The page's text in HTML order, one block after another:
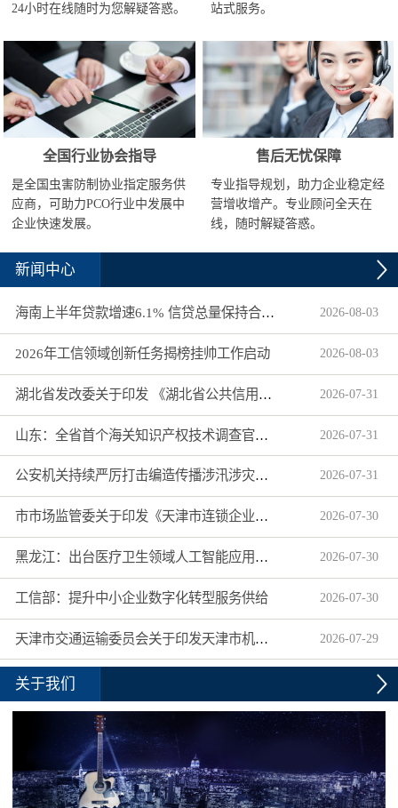
24小时在线随时为您解疑答惑。
站式服务。
全国行业协会指导
是全国虫害防制协业指定服务供
应商，可助力PCO行业中发展中
企业快速发展。
售后无忧保障
专业指导规划，助力企业稳定经
营增收增产。专业顾问全天在
线，随时解疑答惑。
新闻中心
海南上半年贷款增速6.1% 信贷总量保持合理平稳增长 2026-08-03
2026年工信领域创新任务揭榜挂帅工作启动 2026-08-03
湖北省发改委关于印发 《湖北省公共信用信息目录（2026年版）》的通知 2026-07-31
山东：全省首个海关知识产权技术调查官制度落地济南自贸片区 2026-07-31
公安机关持续严厉打击编造传播涉汛涉灾网络谣言 2026-07-31
市市场监管委关于印发《天津市连锁企业食品经营许可“先证后核”信用承诺审批实施办法》的通知 2026-07-30
黑龙江：出台医疗卫生领域人工智能应用工作实施方案 2026-07-30
工信部：提升中小企业数字化转型服务供给 2026-07-30
天津市交通运输委员会关于印发天津市机动车驾驶员培训机构及教练员综合信用评价管理办法的通知 2026-07-29
关于我们